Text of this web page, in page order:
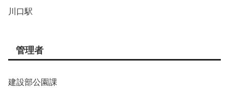
川口駅
管理者
建設部公園課